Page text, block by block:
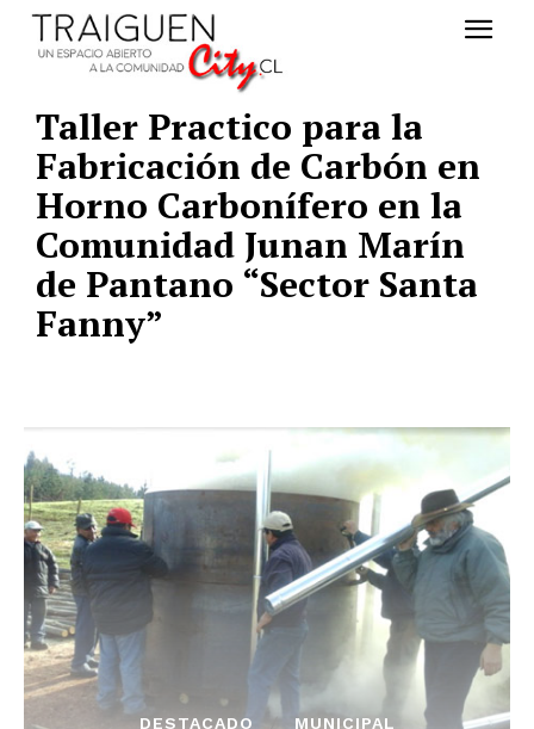
Taller Practico para la
Fabricación de Carbón en
Horno Carbonífero en la
Comunidad Junan Marín
de Pantano “Sector Santa
Fanny”
DESTACADO MUNICIPAL